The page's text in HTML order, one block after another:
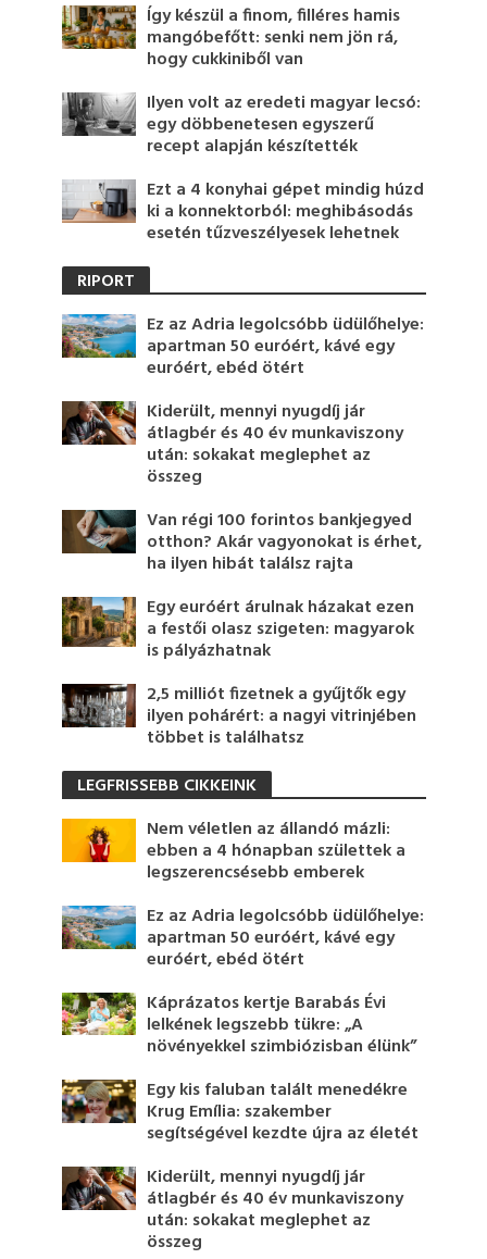
Így készül a finom, filléres hamis
mangóbefőtt: senki nem jön rá,
hogy cukkiniből van
Ilyen volt az eredeti magyar lecsó:
egy döbbenetesen egyszerű
recept alapján készítették
Ezt a 4 konyhai gépet mindig húzd
ki a konnektorból: meghibásodás
esetén tűzveszélyesek lehetnek
RIPORT
Ez az Adria legolcsóbb üdülőhelye:
apartman 50 euróért, kávé egy
euróért, ebéd ötért
Kiderült, mennyi nyugdíj jár
átlagbér és 40 év munkaviszony
után: sokakat meglephet az
összeg
Van régi 100 forintos bankjegyed
otthon? Akár vagyonokat is érhet,
ha ilyen hibát találsz rajta
Egy euróért árulnak házakat ezen
a festői olasz szigeten: magyarok
is pályázhatnak
2,5 milliót fizetnek a gyűjtők egy
ilyen pohárért: a nagyi vitrinjében
többet is találhatsz
LEGFRISSEBB CIKKEINK
Nem véletlen az állandó mázli:
ebben a 4 hónapban születtek a
legszerencsésebb emberek
Ez az Adria legolcsóbb üdülőhelye:
apartman 50 euróért, kávé egy
euróért, ebéd ötért
Káprázatos kertje Barabás Évi
lelkének legszebb tükre: „A
növényekkel szimbiózisban élünk”
Egy kis faluban talált menedékre
Krug Emília: szakember
segítségével kezdte újra az életét
Kiderült, mennyi nyugdíj jár
átlagbér és 40 év munkaviszony
után: sokakat meglephet az
összeg